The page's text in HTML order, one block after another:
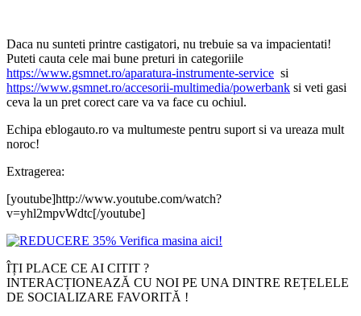
Daca nu sunteti printre castigatori, nu trebuie sa va impacientati!
Puteti cauta cele mai bune preturi in categoriile
https://www.gsmnet.ro/aparatura-instrumente-service si
https://www.gsmnet.ro/accesorii-multimedia/powerbank si veti gasi
ceva la un pret corect care va va face cu ochiul.
Echipa eblogauto.ro va multumeste pentru suport si va ureaza mult
noroc!
Extragerea:
[youtube]http://www.youtube.com/watch?
v=yhl2mpvWdtc[/youtube]
ÎȚI PLACE CE AI CITIT ?
INTERACȚIONEAZĂ CU NOI PE UNA DINTRE REȚELELE
DE SOCIALIZARE FAVORITĂ !